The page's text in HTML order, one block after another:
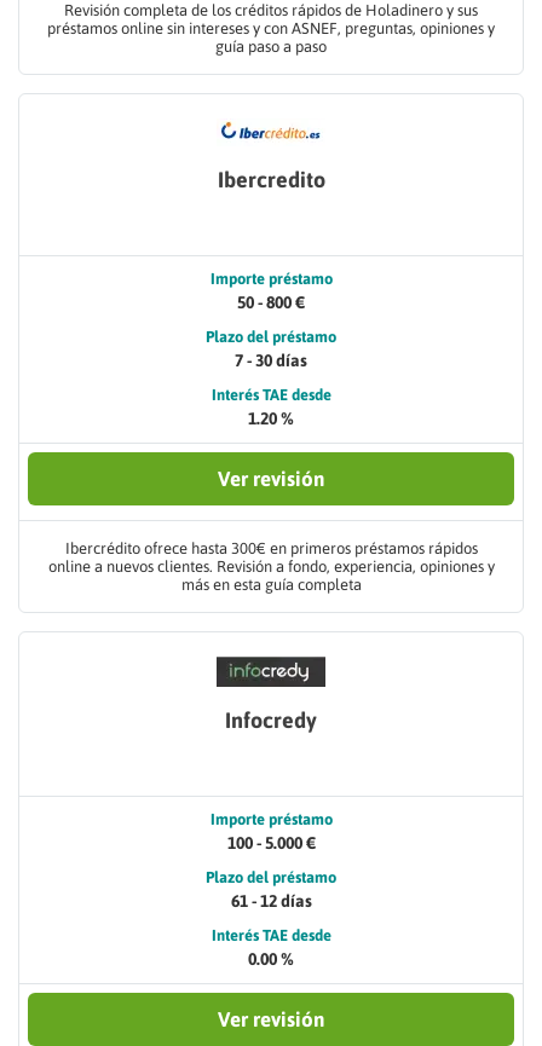
Revisión completa de los créditos rápidos de Holadinero y sus
préstamos online sin intereses y con ASNEF, preguntas, opiniones y
guía paso a paso
Ibercredito
Importe préstamo
50 - 800 €
Plazo del préstamo
7 - 30 días
Interés TAE desde
1.20 %
Ver revisión
Ibercrédito ofrece hasta 300€ en primeros préstamos rápidos
online a nuevos clientes. Revisión a fondo, experiencia, opiniones y
más en esta guía completa
Infocredy
Importe préstamo
100 - 5.000 €
Plazo del préstamo
61 - 12 días
Interés TAE desde
0.00 %
Ver revisión